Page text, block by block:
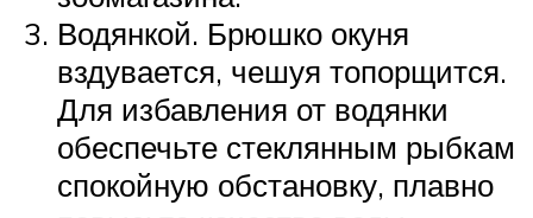
Водянкой. Брюшко окуня
вздувается, чешуя топорщится.
Для избавления от водянки
обеспечьте стеклянным рыбкам
спокойную обстановку, плавно